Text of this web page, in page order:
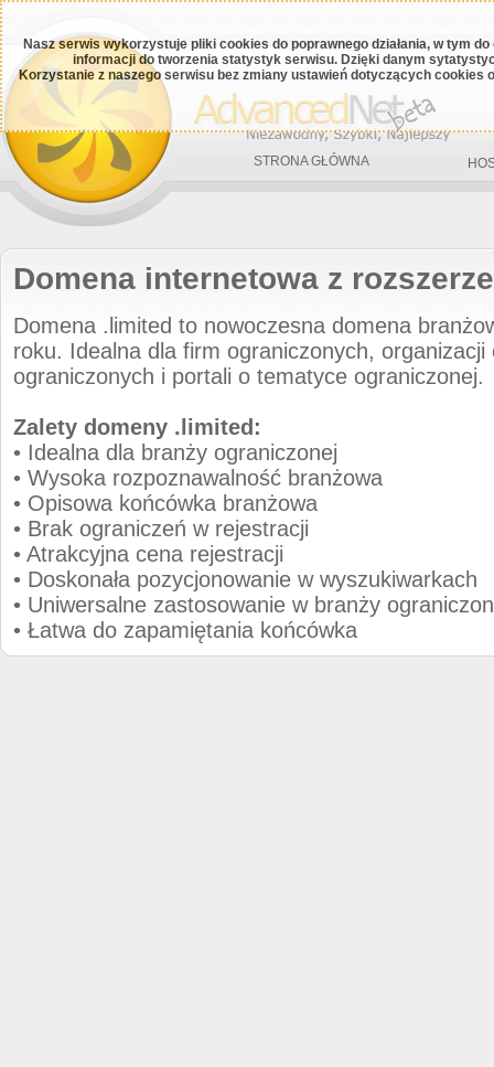
Nasz serwis wykorzystuje pliki cookies do poprawnego działania, w tym
informacji do tworzenia statystyk serwisu. Dzięki danym
Korzystanie z naszego serwisu bez zmiany ustawień dotyczących cookies
STRONA GŁÓWNA
Domena internetowa z
Domena .limited to nowoczesna domena
roku. Idealna dla firm ograniczonych,
ograniczonych i portali o tematyce ograniczonej.
Zalety domeny .limited:
• Idealna dla branży ograniczonej
• Wysoka rozpoznawalność branżowa
• Opisowa końcówka branżowa
• Brak ograniczeń w rejestracji
• Atrakcyjna cena rejestracji
• Doskonała pozycjonowanie w wyszukiwarkach
• Uniwersalne zastosowanie w branży
• Łatwa do zapamiętania końcówka